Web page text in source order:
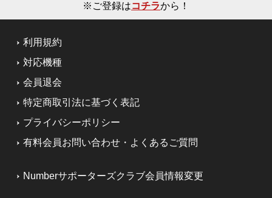
※ご登録はコチラから！
利用規約
対応機種
会員退会
特定商取引法に基づく表記
プライバシーポリシー
有料会員お問い合わせ・よくあるご質問
Numberサポーターズクラブ会員情報変更